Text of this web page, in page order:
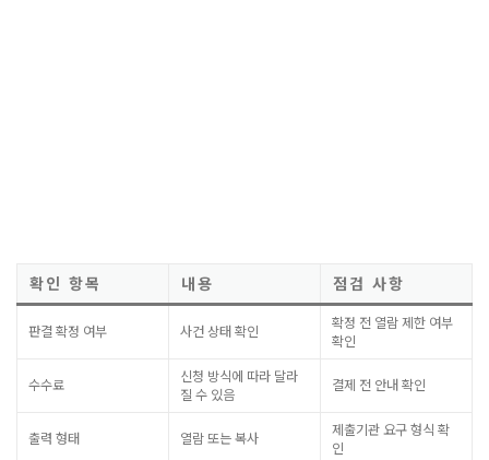
확인 항목 내용 점검 사항
판결 확정 여부 사건 상태 확인
확정 전 열람 제한 여부
확인
수수료
신청 방식에 따라 달라
질 수 있음
결제 전 안내 확인
출력 형태 열람 또는 복사
제출기관 요구 형식 확
인